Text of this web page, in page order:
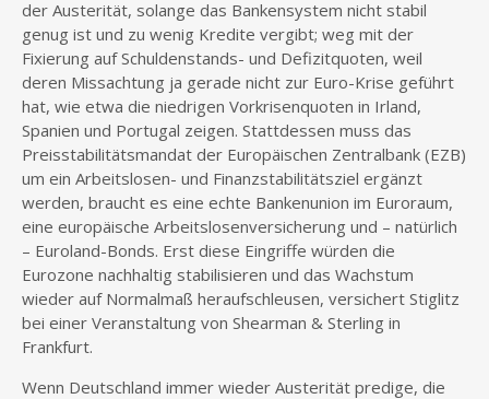
der Austerität, solange das Bankensystem nicht stabil
genug ist und zu wenig Kredite vergibt; weg mit der
Fixierung auf Schuldenstands- und Defizitquoten, weil
deren Missachtung ja gerade nicht zur Euro-Krise geführt
hat, wie etwa die niedrigen Vorkrisenquoten in Irland,
Spanien und Portugal zeigen. Stattdessen muss das
Preisstabilitätsmandat der Europäischen Zentralbank (EZB)
um ein Arbeitslosen- und Finanzstabilitätsziel ergänzt
werden, braucht es eine echte Bankenunion im Euroraum,
eine europäische Arbeitslosenversicherung und – natürlich
– Euroland-Bonds. Erst diese Eingriffe würden die
Eurozone nachhaltig stabilisieren und das Wachstum
wieder auf Normalmaß heraufschleusen, versichert Stiglitz
bei einer Veranstaltung von Shearman & Sterling in
Frankfurt.
Wenn Deutschland immer wieder Austerität predige, die